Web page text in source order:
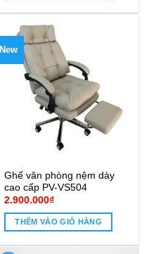
New
Ghế văn phòng nệm dày
cao cấp PV-VS504
2.900.000₫
THÊM VÀO GIỎ HÀNG